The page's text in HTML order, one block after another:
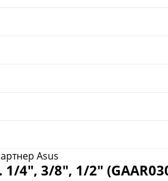
4", 3/8", 1/2"